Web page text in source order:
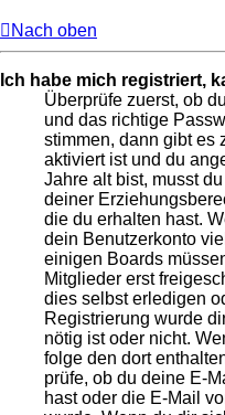
Nach oben
Ich habe mich registriert,
Überprüfe zuerst, ob
und das richtige
stimmen, dann gibt es
aktiviert ist und du
Jahre alt bist, musst
deiner
die du erhalten hast.
dein Benutzerkonto
einigen Boards
Mitglieder erst
dies selbst erledigen
Registrierung wurde
nötig ist oder nicht.
folge den dort
prüfe, ob du deine E-
hast oder die E-Mail